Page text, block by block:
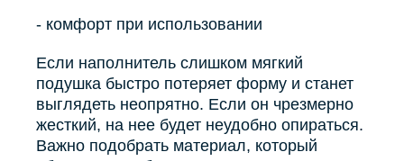
- комфорт при использовании
Если наполнитель слишком мягкий
подушка быстро потеряет форму и станет
выглядеть неопрятно. Если он чрезмерно
жесткий, на нее будет неудобно опираться.
Важно подобрать материал, который